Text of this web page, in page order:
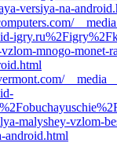
versiya-na-
vzlom-mnogo-monet-
malyshey-vzlom-
android.html